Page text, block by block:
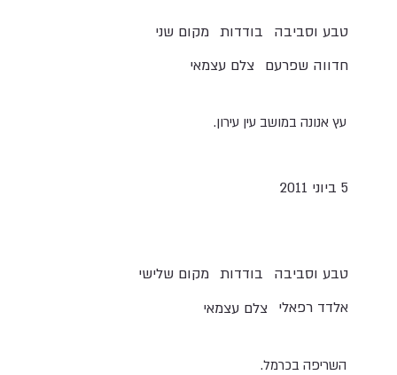
מקום שני בודדות
טבע וסביבה
צלם עצמאי חדווה שפרעם
עץ אנונה במושב עין עירון.
5 ביוני 2011
מקום שלישי בודדות
טבע וסביבה
צלם עצמאי אלדד רפאלי
השריפה בכרמל.